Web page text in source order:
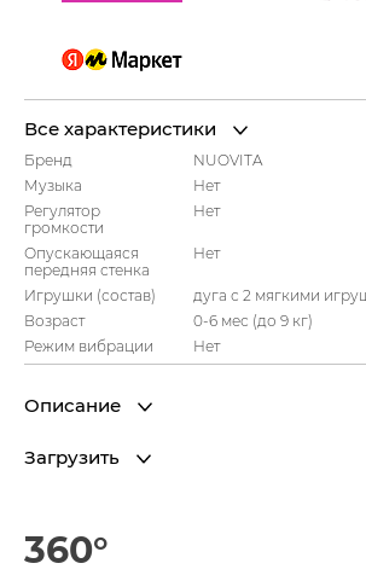
Все характеристики
Бренд
NUOVITA
Музыка
Нет
Регулятор
громкости
Нет
Опускающаяся
передняя стенка
Нет
Игрушки (состав)
дуга с 2 мягкими
Возраст
0-6 мес (до 9 кг)
Режим вибрации
Нет
Описание
Загрузить
360°